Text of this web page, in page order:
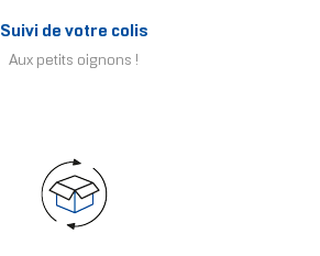
Suivi de votre colis
Aux petits oignons !